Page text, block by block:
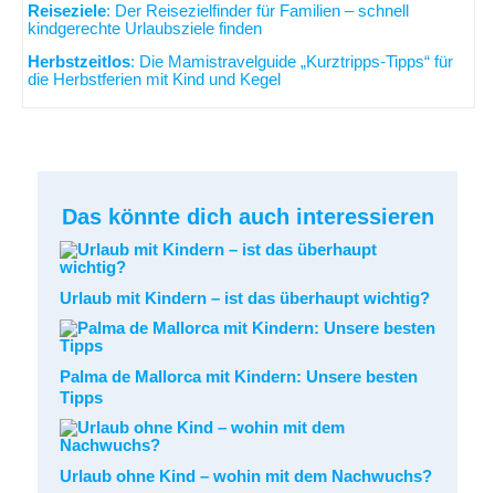
Reiseziele: Der Reisezielfinder für Familien – schnell
kindgerechte Urlaubsziele finden
Herbstzeitlos: Die Mamistravelguide „Kurztripps-Tipps“ für
die Herbstferien mit Kind und Kegel
Das könnte dich auch interessieren
Urlaub mit Kindern – ist das überhaupt wichtig?
Palma de Mallorca mit Kindern: Unsere besten
Tipps
Urlaub ohne Kind – wohin mit dem Nachwuchs?